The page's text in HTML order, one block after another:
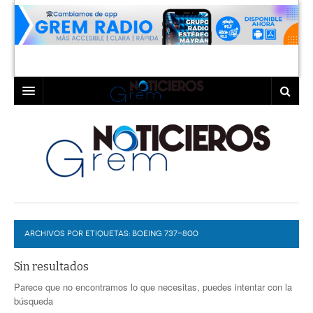
LAGUNA
TORREÓN
GÓMEZ PALACIO
LERDO
COAHUILA
DURANGO
DEPORTES
PROGRAMAS
EXA
COLABORADORES
ARCHIVOS POR ETIQUETAS: BOEING 737-800
Sin resultados
Parece que no encontramos lo que necesitas, puedes intentar con la
búsqueda